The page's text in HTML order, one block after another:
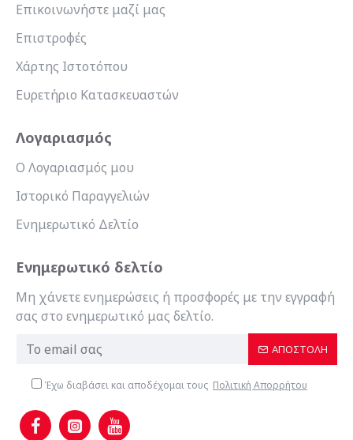
Επικοινωνήστε μαζί μας
Επιστροφές
Χάρτης Ιστοτόπου
Ευρετήριο Κατασκευαστών
Λογαριασμός
Ο Λογαριασμός μου
Ιστορικό Παραγγελιών
Ενημερωτικό Δελτίο
Ενημερωτικό δελτίο
Μη χάνετε ενημερώσεις ή προσφορές με την εγγραφή
σας στο ενημερωτικό μας δελτίο.
ΑΠΟΣΤΟΛΉ
Έχω διαβάσει και αποδέχομαι τους Πολιτική Απορρήτου